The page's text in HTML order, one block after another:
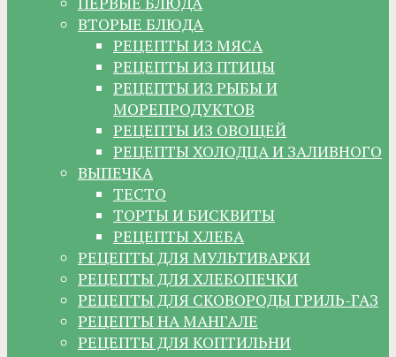
ВТОРЫЕ БЛЮДА
РЕЦЕПТЫ ИЗ МЯСА
РЕЦЕПТЫ ИЗ ПТИЦЫ
РЕЦЕПТЫ ИЗ РЫБЫ И
МОРЕПРОДУКТОВ
РЕЦЕПТЫ ИЗ ОВОЩЕЙ
РЕЦЕПТЫ ХОЛОДЦА И ЗАЛИВНОГО
ВЫПЕЧКА
ТЕСТО
ТОРТЫ И БИСКВИТЫ
РЕЦЕПТЫ ХЛЕБА
РЕЦЕПТЫ ДЛЯ МУЛЬТИВАРКИ
РЕЦЕПТЫ ДЛЯ ХЛЕБОПЕЧКИ
РЕЦЕПТЫ ДЛЯ СКОВОРОДЫ ГРИЛЬ-ГАЗ
РЕЦЕПТЫ НА МАНГАЛЕ
РЕЦЕПТЫ ДЛЯ КОПТИЛЬНИ